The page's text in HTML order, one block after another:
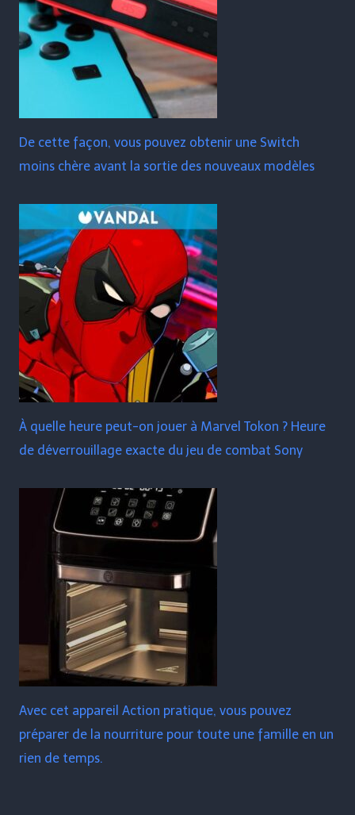
De cette façon, vous pouvez obtenir une Switch
moins chère avant la sortie des nouveaux modèles
À quelle heure peut-on jouer à Marvel Tokon ? Heure
de déverrouillage exacte du jeu de combat Sony
Avec cet appareil Action pratique, vous pouvez
préparer de la nourriture pour toute une famille en un
rien de temps.